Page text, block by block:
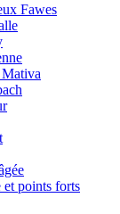
Fawes
points forts